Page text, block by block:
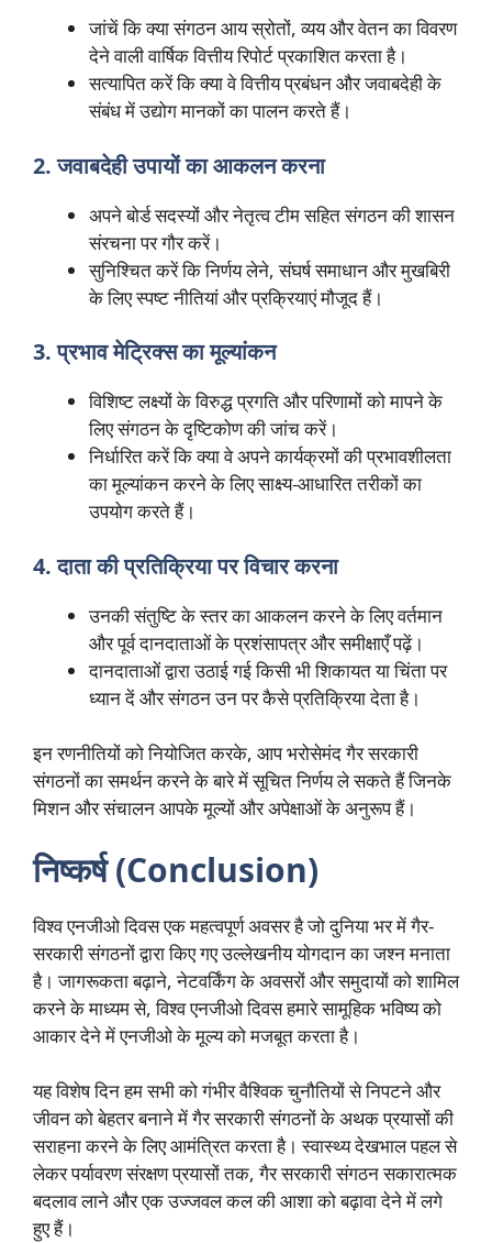
जांचें कि क्या संगठन आय स्रोतों, व्यय और वेतन का विवरण
देने वाली वार्षिक वित्तीय रिपोर्ट प्रकाशित करता है।
सत्यापित करें कि क्या वे वित्तीय प्रबंधन और जवाबदेही के
संबंध में उद्योग मानकों का पालन करते हैं।
2. जवाबदेही उपायों का आकलन करना
अपने बोर्ड सदस्यों और नेतृत्व टीम सहित संगठन की शासन
संरचना पर गौर करें।
सुनिश्चित करें कि निर्णय लेने, संघर्ष समाधान और मुखबिरी
के लिए स्पष्ट नीतियां और प्रक्रियाएं मौजूद हैं।
3. प्रभाव मेट्रिक्स का मूल्यांकन
विशिष्ट लक्ष्यों के विरुद्ध प्रगति और परिणामों को मापने के
लिए संगठन के दृष्टिकोण की जांच करें।
निर्धारित करें कि क्या वे अपने कार्यक्रमों की प्रभावशीलता
का मूल्यांकन करने के लिए साक्ष्य-आधारित तरीकों का
उपयोग करते हैं।
4. दाता की प्रतिक्रिया पर विचार करना
उनकी संतुष्टि के स्तर का आकलन करने के लिए वर्तमान
और पूर्व दानदाताओं के प्रशंसापत्र और समीक्षाएँ पढ़ें।
दानदाताओं द्वारा उठाई गई किसी भी शिकायत या चिंता पर
ध्यान दें और संगठन उन पर कैसे प्रतिक्रिया देता है।
इन रणनीतियों को नियोजित करके, आप भरोसेमंद गैर सरकारी
संगठनों का समर्थन करने के बारे में सूचित निर्णय ले सकते हैं जिनके
मिशन और संचालन आपके मूल्यों और अपेक्षाओं के अनुरूप हैं।
निष्कर्ष (Conclusion)
विश्व एनजीओ दिवस एक महत्वपूर्ण अवसर है जो दुनिया भर में गैर-
सरकारी संगठनों द्वारा किए गए उल्लेखनीय योगदान का जश्न मनाता
है। जागरूकता बढ़ाने, नेटवर्किंग के अवसरों और समुदायों को शामिल
करने के माध्यम से, विश्व एनजीओ दिवस हमारे सामूहिक भविष्य को
आकार देने में एनजीओ के मूल्य को मजबूत करता है।
यह विशेष दिन हम सभी को गंभीर वैश्विक चुनौतियों से निपटने और
जीवन को बेहतर बनाने में गैर सरकारी संगठनों के अथक प्रयासों की
सराहना करने के लिए आमंत्रित करता है। स्वास्थ्य देखभाल पहल से
लेकर पर्यावरण संरक्षण प्रयासों तक, गैर सरकारी संगठन सकारात्मक
बदलाव लाने और एक उज्जवल कल की आशा को बढ़ावा देने में लगे
हुए हैं।